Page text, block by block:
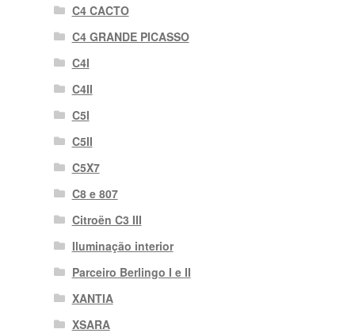
C4 CACTO
C4 GRANDE PICASSO
C4I
C4II
C5I
C5II
C5X7
C8 e 807
Citroën C3 III
Iluminação interior
Parceiro Berlingo I e II
XANTIA
XSARA